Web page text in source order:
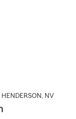
HENDERSON , NV